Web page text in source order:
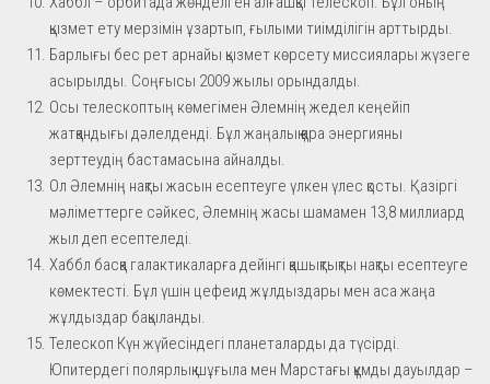
қызмет ету мерзімін ұзартып, ғылыми тиімділігін арттырды.
Барлығы бес рет арнайы қызмет көрсету миссиялары жүзеге
асырылды. Соңғысы 2009 жылы орындалды.
Осы телескоптың көмегімен Әлемнің жедел кеңейіп
жатқандығы дәлелденді. Бұл жаңалық қара энергияны
зерттеудің бастамасына айналды.
Ол Әлемнің нақты жасын есептеуге үлкен үлес қосты. Қазіргі
мәліметтерге сәйкес, Әлемнің жасы шамамен 13,8 миллиард
жыл деп есептеледі.
Хаббл басқа галактикаларға дейінгі қашықтықты нақты есептеуге
көмектесті. Бұл үшін цефеид жұлдыздары мен аса жаңа
жұлдыздар бақыланды.
Телескоп Күн жүйесіндегі планеталарды да түсірді.
Юпитердегі полярлық шұғыла мен Марстағы құмды дауылдар –